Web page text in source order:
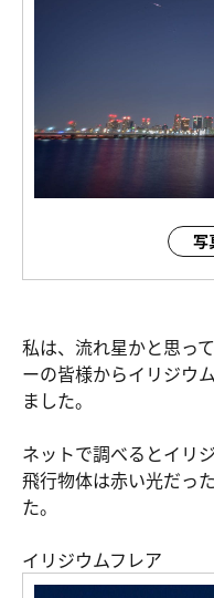
写
私は、流れ星かと思っ
ーの皆様からイリジウ
ました。
ネットで調べるとイリ
飛行物体は赤い光だっ
た。
イリジウムフレア